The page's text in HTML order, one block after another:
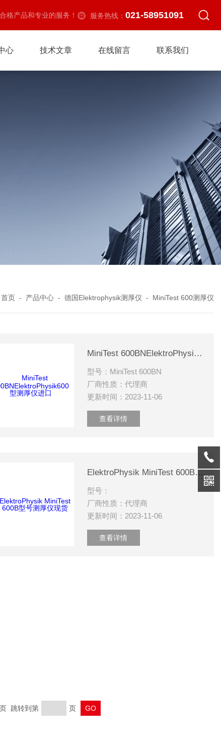
格产品和专业的服务！ 服务热线： 021-58951091
心 技术文章 在线留言 联系我们
首页 - 产品中心 - 德国Elektrophysik测厚仪 - MiniTest 600测厚仪
MiniTest 600BNElektroPhysik600型测厚仪进口
型号：MiniTest 600BN
厂商性质：代理商
更新时间：2023-11-06
查看详情
ElektroPhysik MiniTest 600B型号测厚仪现货
型号：
厂商性质：代理商
更新时间：2023-11-06
查看详情
跳转到第 页